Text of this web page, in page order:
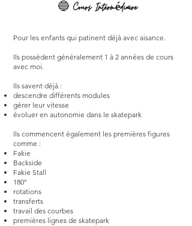
🔵 Cours Intermédiaire
Pour les enfants qui patinent déjà avec aisance.
Ils possèdent généralement 1 à 2 années de cours
avec moi.
Ils savent déjà :
descendre différents modules
gérer leur vitesse
évoluer en autonomie dans le skatepark
Ils commencent également les premières figures
comme :
Fakie
Backside
Fakie Stall
180°
rotations
transferts
travail des courbes
premières lignes de skatepark